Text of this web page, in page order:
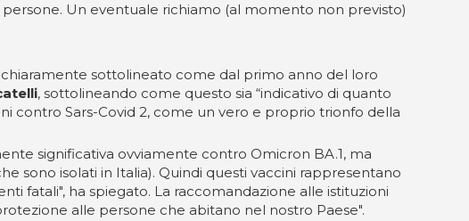
Un eventuale richiamo (al momento non previsto)
chiaramente sottolineato come dal primo anno del loro
, sottolineando come questo sia “indicativo di quanto
contro Sars-Covid 2, come un vero e proprio trionfo della
significativa ovviamente contro Omicron BA.1, ma
sono isolati in Italia). Quindi questi vaccini rappresentano
fatali", ha spiegato. La raccomandazione alle istituzioni
alle persone che abitano nel nostro Paese".